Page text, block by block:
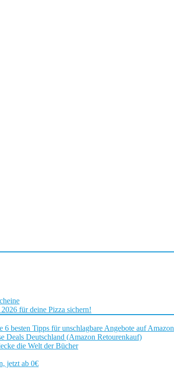
für deine Pizza sichern!
6 besten Tipps für unschlagbare Angebote auf Amazon
Deals Deutschland (Amazon Retourenkauf)
die Welt der Bücher
jetzt ab 0€